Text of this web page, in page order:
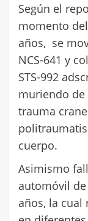
Según el
momento
años, se
NCS-641 y
STS-992
muriendo
trauma
cuerpo.
Asimismo
automóvil
años, la